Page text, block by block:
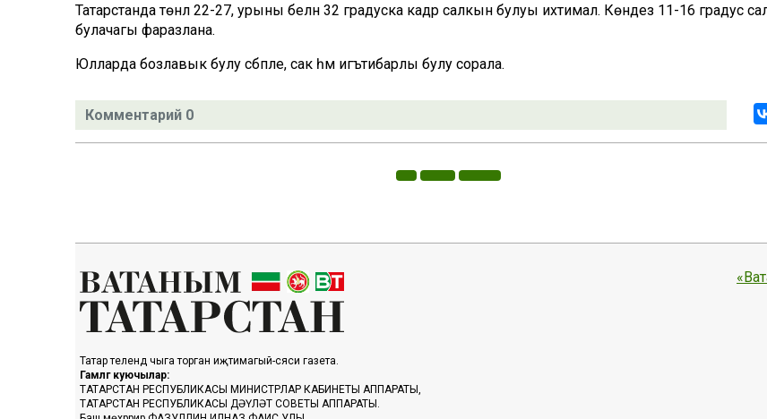
Татарстанда төнлә 22-27, урыны белән 32 градуска кадәр салкын булуы ихтимал. Көндез 11-16 градус
булачагы фаразлана.
Юлларда бозлавык булу сәбәпле, сак һәм игътибарлы булу сорала.
Комментарий 0
Татар телендә чыга торган иҗтимагый-сәяси газета.
Гамәлгә куючылар:
ТАТАРСТАН РЕСПУБЛИКАСЫ МИНИСТРЛАР КАБИНЕТЫ АППАРАТЫ,
ТАТАРСТАН РЕСПУБЛИКАСЫ ДӘҮЛӘТ СОВЕТЫ АППАРАТЫ.